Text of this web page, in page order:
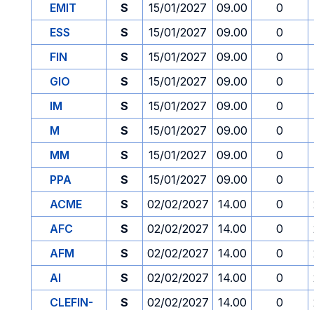
EMIT
S 15/01/2027 09.00
0
ESS
S 15/01/2027 09.00
0
FIN
S 15/01/2027 09.00
0
GIO
S 15/01/2027 09.00
0
IM
S 15/01/2027 09.00
0
M
S 15/01/2027 09.00
0
MM
S 15/01/2027 09.00
0
PPA
S 15/01/2027 09.00
0
ACME
S 02/02/2027 14.00 0
AFC
S 02/02/2027 14.00 0
AFM
S 02/02/2027 14.00 0
AI
S 02/02/2027 14.00 0
CLEFIN-
S 02/02/2027 14.00 0